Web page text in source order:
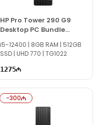
HP Pro Tower 290 G9
Desktop PC Bundle
884T0EA
i5-12400 | 8GB RAM | 512GB
SSD | UHD 770 | TG1022
1275
-300